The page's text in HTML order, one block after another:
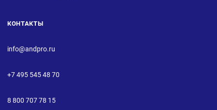
КОНТАКТЫ
info@andpro.ru
+7 495 545 48 70
8 800 707 78 15